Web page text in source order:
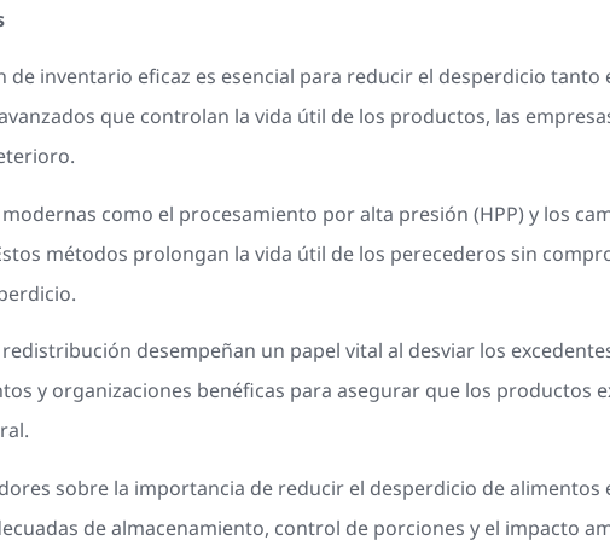
de inventario eficaz es esencial para reducir el desperdicio tanto
que controlan la vida útil de los productos, las
modernas como el procesamiento por alta presión (HPP) y los
métodos prolongan la vida útil de los perecederos sin
desempeñan un papel vital al desviar los
y organizaciones benéficas para asegurar que los productos
sobre la importancia de reducir el desperdicio de alimentos
de almacenamiento, control de porciones y el impacto